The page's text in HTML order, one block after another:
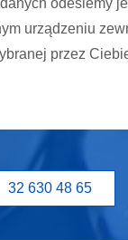
odeślemy
urządzeniu
przez
32 630 48 65